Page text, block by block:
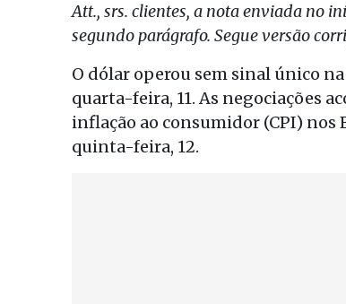
Att., srs. clientes, a nota enviada no
segundo parágrafo. Segue versão
O dólar operou sem sinal único
quarta-feira, 11. As negociações
inflação ao consumidor (CPI) nos
quinta-feira, 12.